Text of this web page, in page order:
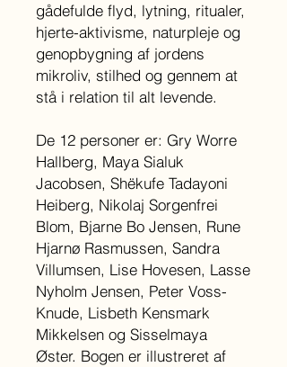
gådefulde flyd, lytning, ritualer,
hjerte-aktivisme, naturpleje og
genopbygning af jordens
mikroliv, stilhed og gennem at
stå i relation til alt levende.
De 12 personer er: Gry Worre
Hallberg, Maya Sialuk
Jacobsen, Shëkufe Tadayoni
Heiberg, Nikolaj Sorgenfrei
Blom, Bjarne Bo Jensen, Rune
Hjarnø Rasmussen, Sandra
Villumsen, Lise Hovesen, Lasse
Nyholm Jensen, Peter Voss-
Knude, Lisbeth Kensmark
Mikkelsen og Sisselmaya
Øster. Bogen er illustreret af